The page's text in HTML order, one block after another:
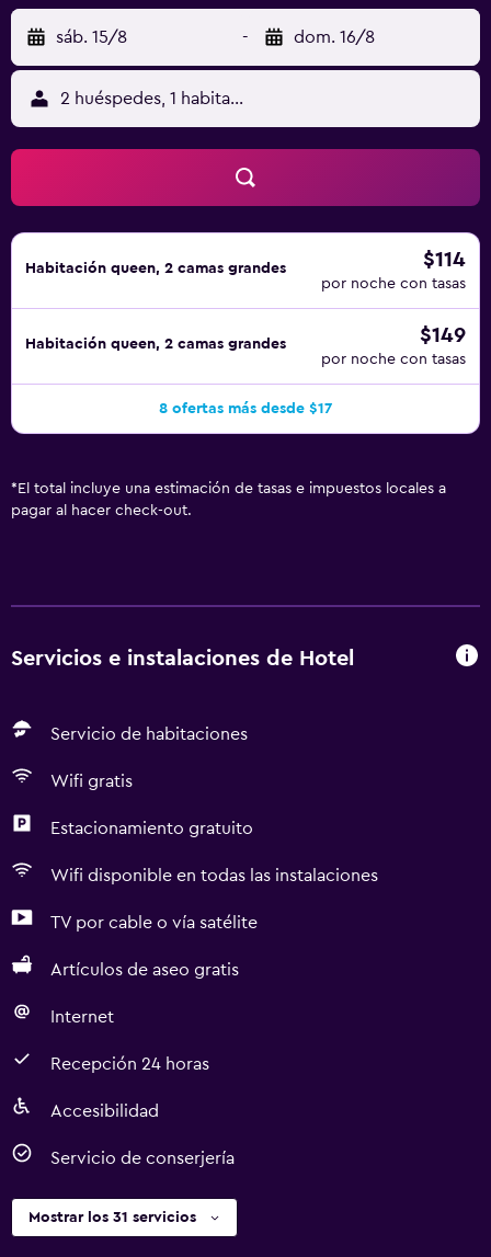
sáb. 15/8 - dom. 16/8
2 huéspedes, 1 habitación
Habitación queen, 2 camas grandes $114
por noche con tasas
Habitación queen, 2 camas grandes $149
por noche con tasas
8 ofertas más desde $17
* El total incluye una estimación de tasas e impuestos locales a
pagar al hacer check-out.
Servicios e instalaciones de Hotel
Servicio de habitaciones
Wifi gratis
Estacionamiento gratuito
Wifi disponible en todas las instalaciones
TV por cable o vía satélite
Artículos de aseo gratis
Internet
Recepción 24 horas
Accesibilidad
Servicio de conserjería
Mostrar los 31 servicios